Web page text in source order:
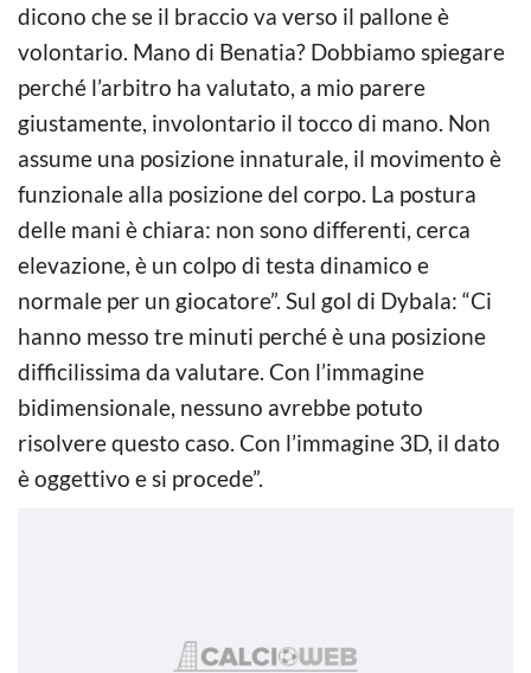
dicono che se il braccio va verso il pallone è
volontario. Mano di Benatia? Dobbiamo spiegare
perché l’arbitro ha valutato, a mio parere
giustamente, involontario il tocco di mano. Non
assume una posizione innaturale, il movimento è
funzionale alla posizione del corpo. La postura
delle mani è chiara: non sono differenti, cerca
elevazione, è un colpo di testa dinamico e
normale per un giocatore”. Sul gol di Dybala: “Ci
hanno messo tre minuti perché è una posizione
difficilissima da valutare. Con l’immagine
bidimensionale, nessuno avrebbe potuto
risolvere questo caso. Con l’immagine 3D, il dato
è oggettivo e si procede”.